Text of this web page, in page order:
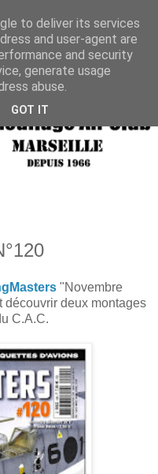
"Novembre
découvrir deux montages
C.A.C.
to deliver its services
and user-agent are
and security
generate usage
abuse.
GOT IT